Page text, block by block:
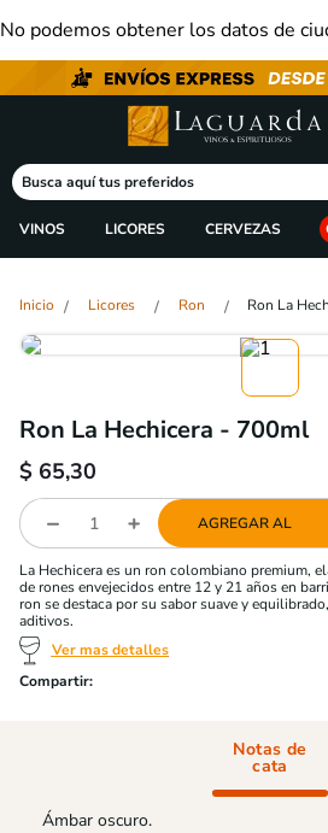
No podemos obtener los datos de
Busca aquí tus preferidos
VINOS LICORES CERVEZAS
Licores Ron
Ron La Hechicera - 700ml
$ 65,30
AGREGAR AL
La Hechicera es un ron colombiano premium,
de rones envejecidos entre 12 y 21 años en
ron se destaca por su sabor suave y
aditivos.
Ver mas detalles
Notas de
cata
Ámbar oscuro.